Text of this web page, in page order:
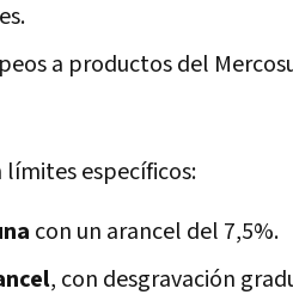
a productos del
límites específicos:
con un arancel del 7,5%.
, con desgravación